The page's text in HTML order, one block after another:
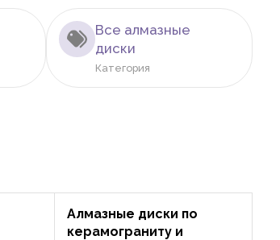
Все алмазные
диски
Категория
Алмазные диски по
керамограниту и